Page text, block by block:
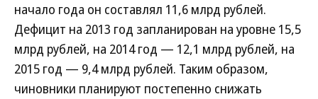
начало года он составлял 11,6 млрд рублей.
Дефицит на 2013 год запланирован на уровне 15,5
млрд рублей, на 2014 год — 12,1 млрд рублей, на
2015 год — 9,4 млрд рублей. Таким образом,
чиновники планируют постепенно снижать